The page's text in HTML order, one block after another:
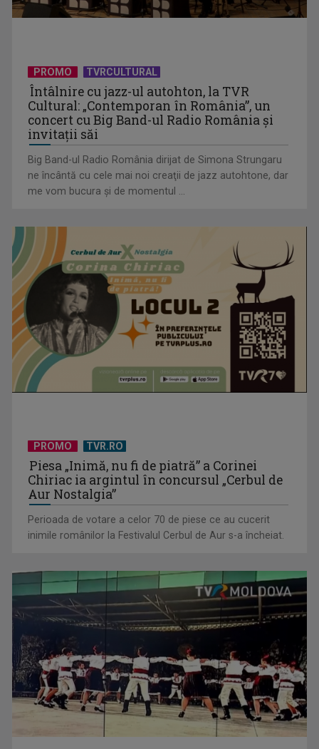
CONCACAF respinge planul FIFA de privatizare parțială a
activităților comerciale
Tenis internațional la Târgu Mureș! TVR Sport transmite
finalele AXERIA Open ...
TVR Sport transmite în direct semifinalele și finalele
Campionatelor ...
PROMO TVRCULTURAL
Întâlnire cu jazz-ul autohton, la TVR
Cultural: „Contemporan în România”, un
concert cu Big Band-ul Radio România şi
invitaţii săi
Big Band-ul Radio România dirijat de Simona Strungaru
ne încântă cu cele mai noi creaţii de jazz autohtone, dar
me vom bucura şi de momentul ...
PROMO TVR.RO
Piesa „Inimă, nu fi de piatră” a Corinei
Chiriac ia argintul în concursul „Cerbul de
Aur Nostalgia”
Perioada de votare a celor 70 de piese ce au cucerit
inimile românilor la Festivalul Cerbul de Aur s-a încheiat.